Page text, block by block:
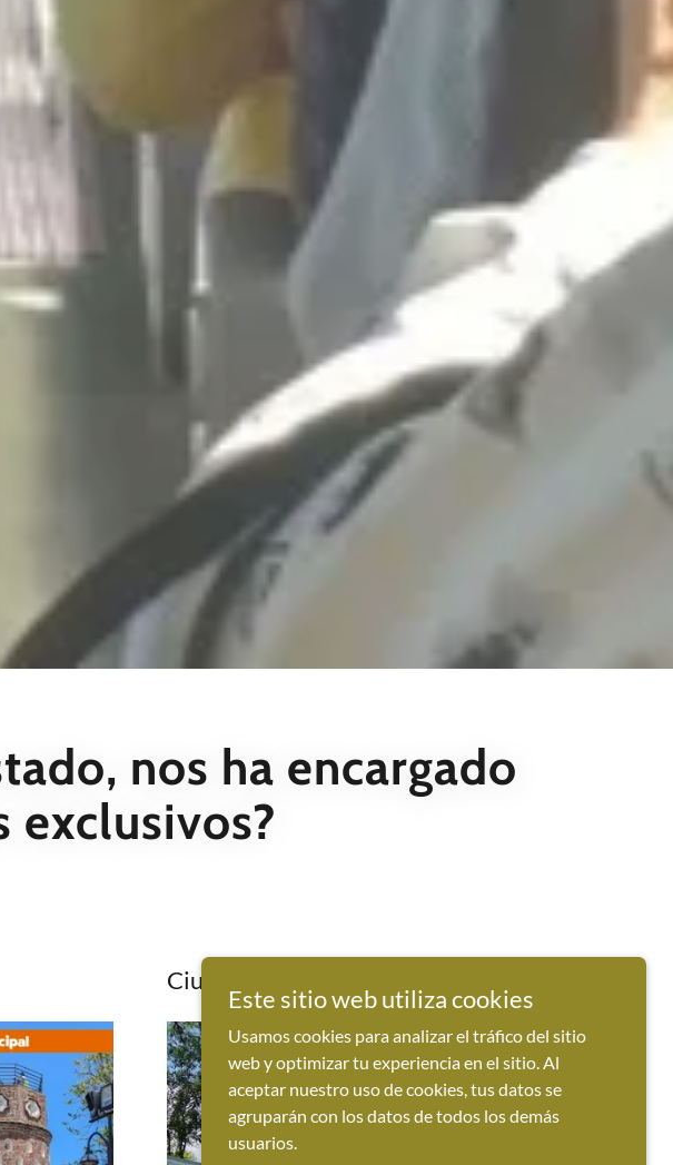
nos ha encargado
Ciudad de San José
Este sitio web utiliza cookies
Usamos cookies para analizar el tráfico del sitio
web y optimizar tu experiencia en el sitio. Al
aceptar nuestro uso de cookies, tus datos se
agruparán con los datos de todos los demás
usuarios.